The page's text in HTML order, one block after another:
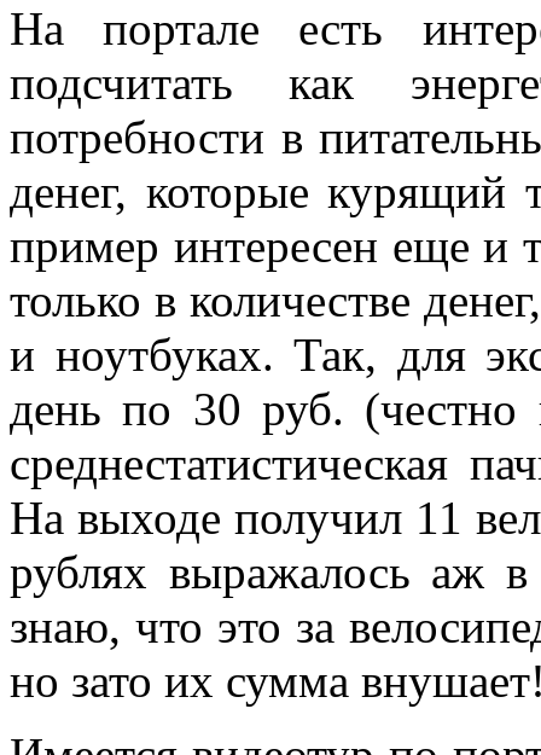
На портале есть
подсчитать как
потребности в
денег, которые курящий
пример интересен еще и
только в количестве
и ноутбуках. Так, для
день по 30 руб. (честно
среднестатистическая
На выходе получил 11
рублях выражалось аж
знаю, что это за
но зато их сумма